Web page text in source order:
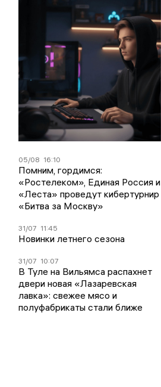
05/08 16:10
Помним, гордимся:
«Ростелеком», Единая Россия и
«Леста» проведут кибертурнир
«Битва за Москву»
31/07 11:45
Новинки летнего сезона
31/07 10:07
В Туле на Вильямса распахнет
двери новая «Лазаревская
лавка»: свежее мясо и
полуфабрикаты стали ближе